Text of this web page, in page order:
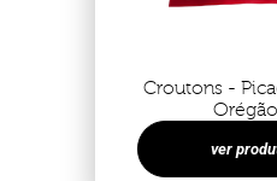
Croutons -
ver